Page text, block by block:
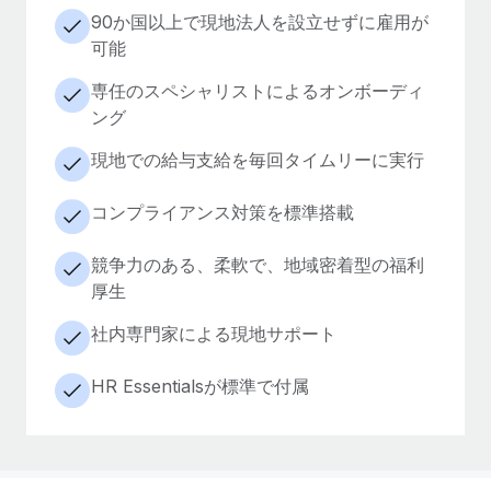
90か国以上で現地法人を設立せずに雇用が
可能
専任のスペシャリストによるオンボーディ
ング
現地での給与支給を毎回タイムリーに実行
コンプライアンス対策を標準搭載
競争力のある、柔軟で、地域密着型の福利
厚生
社内専門家による現地サポート
HR Essentialsが標準で付属